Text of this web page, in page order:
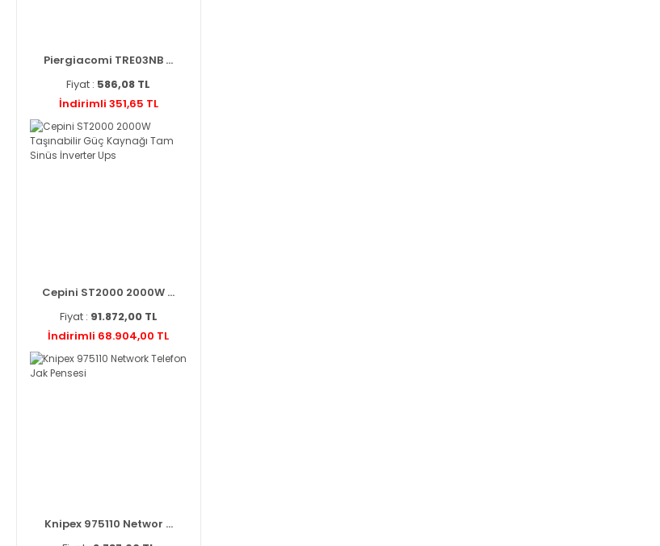
Piergiacomi TRE03NB ...
Fiyat : 586,08 TL
İndirimli 351,65 TL
Cepini ST2000 2000W ...
Fiyat : 91.872,00 TL
İndirimli 68.904,00 TL
Knipex 975110 Networ ...